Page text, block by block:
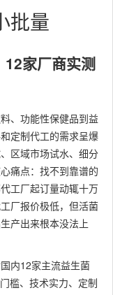
批量
12家厂商实测
、功能性保健品到益
定制代工的需求呈爆
区域市场试水、细分
痛点：找不到靠谱的
工厂起订量动辄十万
厂报价极低，但活菌
产出来根本没法上
内12家主流益生菌
槛、技术实力、定制